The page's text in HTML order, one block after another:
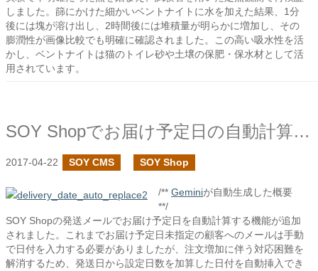
しました。篩にかけた細かいベントナイトに水を加えた結果、1分
後には塊が溶け出し、2時間後には堆積量が明らかに増加し、その
膨潤性が画像比較でも明確に確認されました。この高い吸水性を活
かし、ベントナイトは猫のトイレ砂や土壌の保肥・保水材として活
用されています。
SOY Shopでお届け予定日の自動計算の置換文字列を追加しました
2017-04-22 SOY CMS SOY Shop
/** Geminiが自動生成した概要
**/
SOY Shopの発送メールでお届け予定日を自動計算する機能が追加
されました。これまでお届け予定日未指定の顧客へのメールは手動
で日付を入力する必要がありましたが、注文増加に伴う対応困難を
解消するため、発送日から設定日数を加算した日付を自動挿入でき